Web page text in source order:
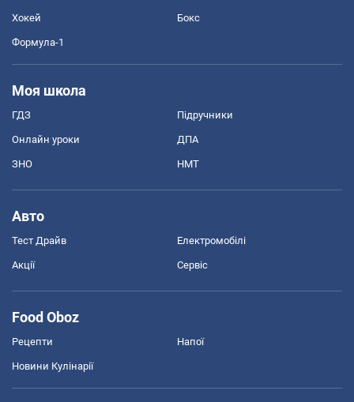
Хокей Бокс
Формула-1
Моя школа
ГДЗ Підручники
Онлайн уроки ДПА
ЗНО НМТ
Авто
Тест Драйв Електромобілі
Акції Сервіс
Food Oboz
Рецепти Напої
Новини Кулінарії